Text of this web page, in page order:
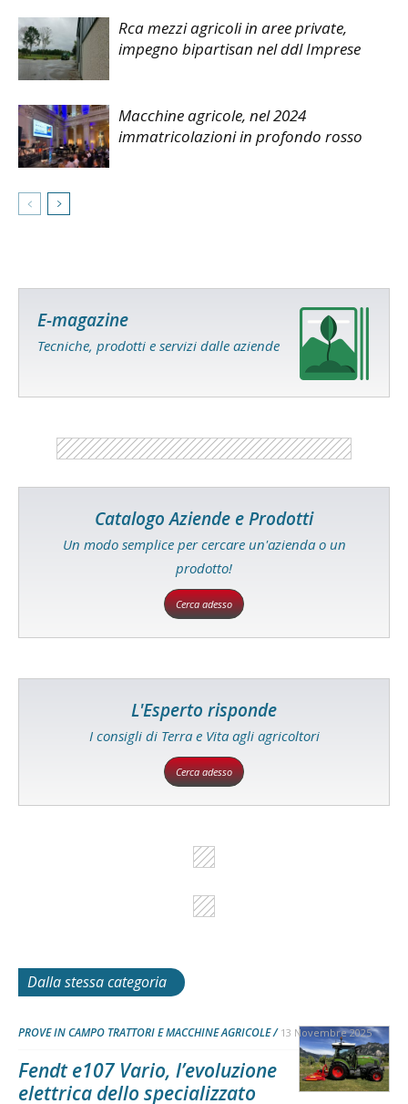
Rca mezzi agricoli in aree private,
impegno bipartisan nel ddl Imprese
Macchine agricole, nel 2024
immatricolazioni in profondo rosso
E-magazine
Tecniche, prodotti e servizi dalle aziende
Catalogo Aziende e Prodotti
Un modo semplice per cercare un'azienda o un
prodotto!
Cerca adesso
L'Esperto risponde
I consigli di Terra e Vita agli agricoltori
Cerca adesso
Dalla stessa categoria
PROVE IN CAMPO TRATTORI E MACCHINE AGRICOLE 13 Novembre 2025
Fendt e107 Vario, l’evoluzione
elettrica dello specializzato